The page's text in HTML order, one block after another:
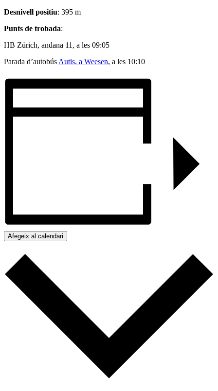
Desnivell positiu: 395 m
Punts de trobada:
HB Zürich, andana 11, a les 09:05
Parada d’autobús Autis, a Weesen, a les 10:10
Afegeix al calendari